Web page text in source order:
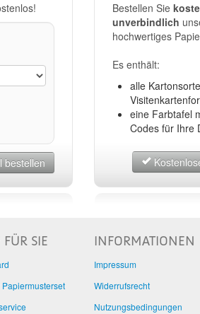
bestellen
Bestellen Sie
unverbindlich
hochwertiges
Es enthält:
alle
eine Farbtafel
Codes für Ihre
FÜR SIE INFORMATIONEN
Impressum
Widerrufsrecht
Nutzungsbedingungen